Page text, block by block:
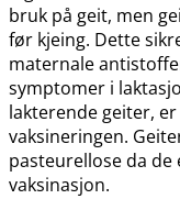
bruk på geit, men
før kjeing. Dette
maternale
symptomer i
lakterende geiter,
vaksineringen.
pasteurellose da
vaksinasjon.